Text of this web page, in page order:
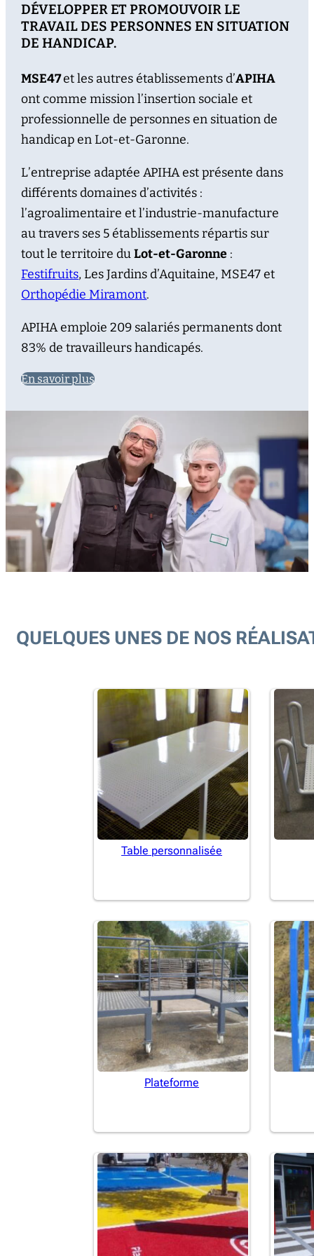
DÉVELOPPER ET PROMOUVOIR LE
TRAVAIL DES PERSONNES EN SITUATION
DE HANDICAP.
MSE47et les autres établissements d’APIHA
ont comme mission l’insertion sociale et
professionnelle de personnes en situation de
handicap en Lot-et-Garonne.
L’entreprise adaptée APIHA est présente dans
différents domaines d’activités :
l’agroalimentaire et l’industrie-manufacture
au travers ses 5 établissements répartis sur
tout le territoire duLot-et-Garonne :
Festifruits, Les Jardins d’Aquitaine, MSE47 et
Orthopédie Miramont.
APIHA emploie 209 salariés permanents dont
83% de travailleurs handicapés.
En savoir plus
QUELQUES UNES DE NOS
Table personnalisée
Plateforme